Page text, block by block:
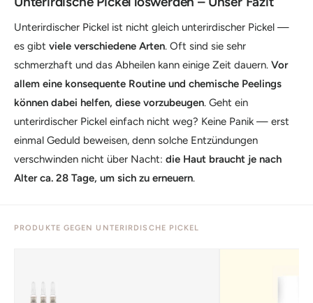
Unterirdischer Pickel ist nicht gleich unterirdischer Pickel —
es gibt viele verschiedene Arten. Oft sind sie sehr
schmerzhaft und das Abheilen kann einige Zeit dauern. Vor
allem eine konsequente Routine und chemische Peelings
können dabei helfen, diese vorzubeugen. Geht ein
unterirdischer Pickel einfach nicht weg? Keine Panik — erst
einmal Geduld beweisen, denn solche Entzündungen
verschwinden nicht über Nacht: die Haut braucht je nach
Alter ca. 28 Tage, um sich zu erneuern.
PRODUKTE GEGEN UNTERIRDISCHE PICKEL